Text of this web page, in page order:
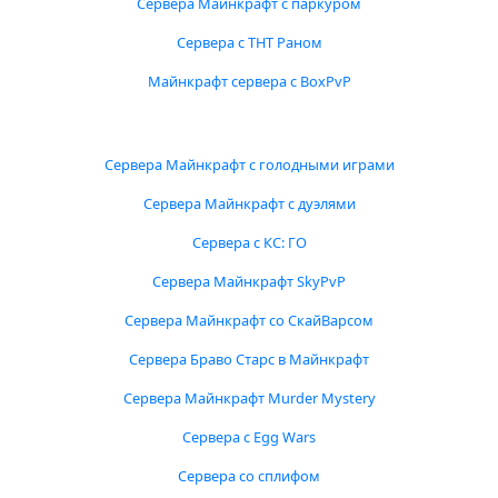
Сервера с ТНТ Раном
Майнкрафт сервера с BoxPvP
Сервера Майнкрафт с голодными играми
Сервера Майнкрафт с дуэлями
Сервера с КС: ГО
Сервера Майнкрафт SkyPvP
Сервера Майнкрафт со СкайВарсом
Сервера Браво Старс в Майнкрафт
Сервера Майнкрафт Murder Mystery
Сервера с Egg Wars
Сервера со сплифом